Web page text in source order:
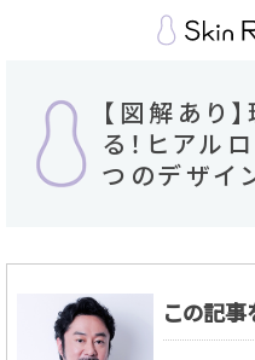
【図解あり
る！ヒアル
つのデザイ
この記